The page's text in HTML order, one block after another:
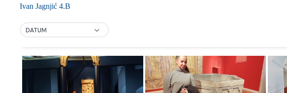
Ivan Jagnjić 4.B
DATUM